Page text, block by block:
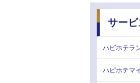
サービ
ハピホテラ
ハピホテマ